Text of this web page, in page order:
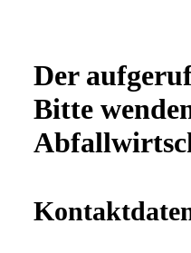
Der
Bitte